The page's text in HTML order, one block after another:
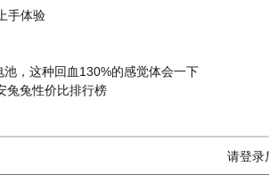
手体验
，这种回血130%的感觉体会一下
兔兔性价比排行榜
请登录